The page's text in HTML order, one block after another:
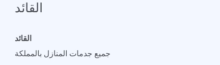
القائد
القائد
جميع جدمات المنازل بالمملكة